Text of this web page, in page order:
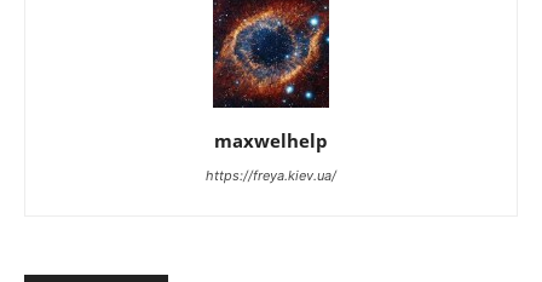
maxwelhelp
https://freya.kiev.ua/